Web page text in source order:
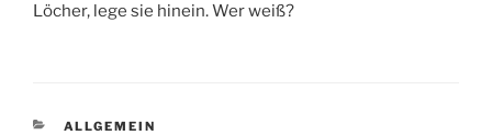
Löcher, lege sie hinein. Wer weiß?
KATEGORIEN
ALLGEMEIN